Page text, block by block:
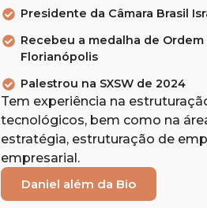
Presidente da Câmara Brasil
Recebeu a medalha de
Florianópolis
Palestrou na SXSW de 2024
Tem experiência na
tecnológicos, bem como na
estratégia, estruturação de
empresarial.
Daniel além da Bio